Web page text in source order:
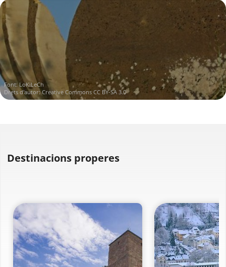
Font:LoKiLeCh
Drets d'autor:Creative Commons CC BY-SA 3.0
Destinacions properes